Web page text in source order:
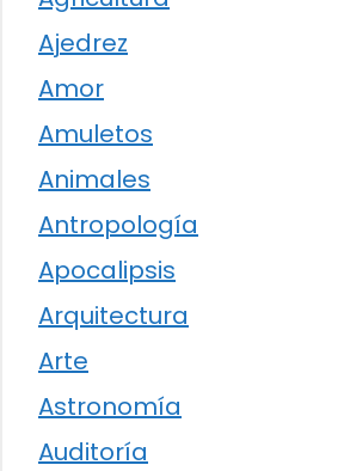
Ajedrez
Amor
Amuletos
Animales
Antropología
Apocalipsis
Arquitectura
Arte
Astronomía
Auditoría